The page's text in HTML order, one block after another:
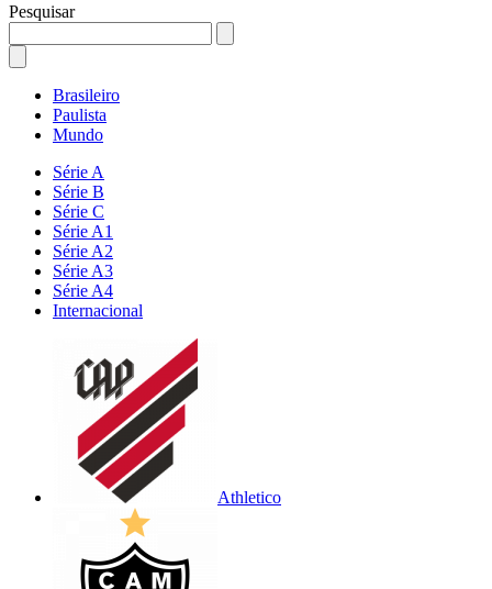
Pesquisar
Brasileiro
Paulista
Mundo
Série A
Série B
Série C
Série A1
Série A2
Série A3
Série A4
Internacional
Athletico